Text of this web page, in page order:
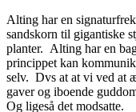
Alting har en
sandskorn til gigantiske
planter. Alting har en
princippet kan
selv. Dvs at at vi ved at
gaver og iboende
Og ligeså det modsatte.